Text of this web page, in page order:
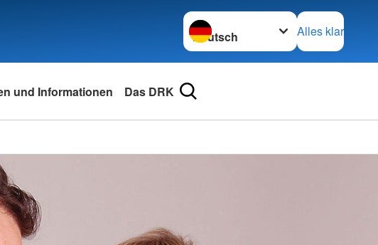
Sprache wechseln zu
Alles klar
und Informationen Das DRK